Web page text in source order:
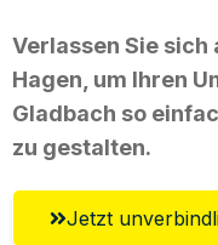
Verlassen Sie sich
Hagen, um Ihren
Gladbach so
zu gestalten.
Jetzt